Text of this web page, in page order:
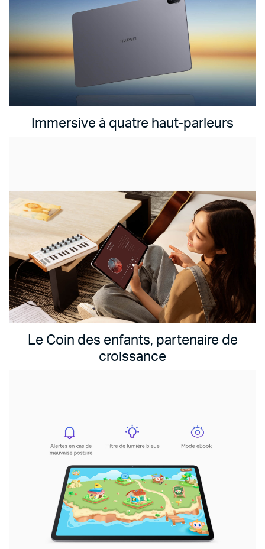
Immersive à quatre haut-parleurs
Le Coin des enfants, partenaire de
croissance